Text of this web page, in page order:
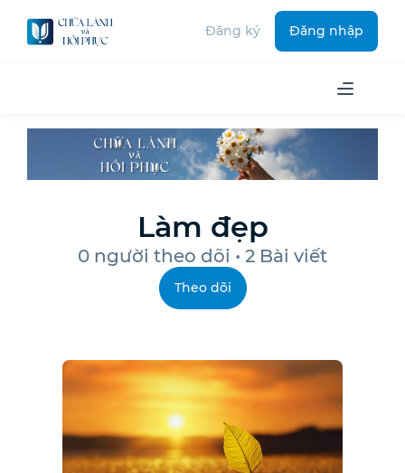
Đăng ký Đăng nhập
Làm đẹp
0 người theo dõi • 2 Bài viết
Theo dõi